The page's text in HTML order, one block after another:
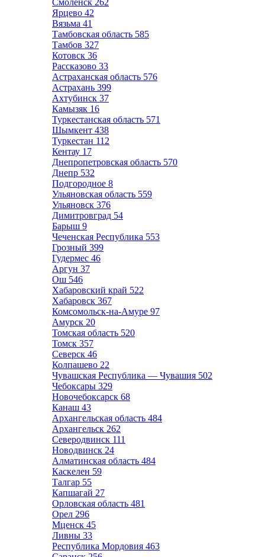
Смоленск 262
Ярцево 42
Вязьма 41
Тамбовская область 585
Тамбов 327
Котовск 36
Рассказово 33
Астраханская область 576
Астрахань 399
Ахтубинск 37
Камызяк 16
Туркестанская область 571
Шымкент 438
Туркестан 112
Кентау 17
Днепропетровская область 570
Днепр 532
Подгородное 8
Ульяновская область 559
Ульяновск 376
Димитровград 54
Барыш 9
Чеченская Республика 553
Грозный 399
Гудермес 46
Аргун 37
Ош 546
Хабаровский край 522
Хабаровск 367
Комсомольск-на-Амуре 97
Амурск 20
Томская область 520
Томск 357
Северск 46
Колпашево 22
Чувашская Республика — Чувашия 502
Чебоксары 329
Новочебоксарск 68
Канаш 43
Архангельская область 484
Архангельск 262
Северодвинск 111
Новодвинск 24
Алматинская область 484
Каскелен 59
Талгар 55
Капшагай 27
Орловская область 481
Орел 296
Мценск 45
Ливны 33
Республика Мордовия 463